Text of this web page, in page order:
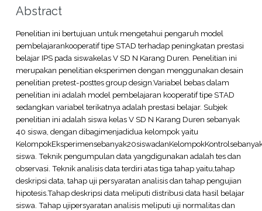
Abstract
Penelitian ini bertujuan untuk mengetahui pengaruh model
pembelajarankooperatif tipe STAD terhadap peningkatan prestasi
belajar IPS pada siswakelas V SD N Karang Duren. Penelitian ini
merupakan penelitian eksperimen dengan menggunakan desain
penelitian pretest-posttes group design.Variabel bebas dalam
penelitian ini adalah model pembelajaran kooperatif tipe STAD
sedangkan variabel terikatnya adalah prestasi belajar. Subjek
penelitian ini adalah siswa kelas V SD N Karang Duren sebanyak
40 siswa, dengan dibagimenjadidua kelompok yaitu
siswa. Teknik pengumpulan data yangdigunakan adalah tes dan
observasi. Teknik analisis data terdiri atas tiga tahap yaitu,tahap
deskripsi data, tahap uji persyaratan analisis dan tahap pengujian
hipotesis.Tahap deskripsi data meliputi distribusi data hasil belajar
siswa. Tahap ujipersyaratan analisis meliputi uji normalitas dan